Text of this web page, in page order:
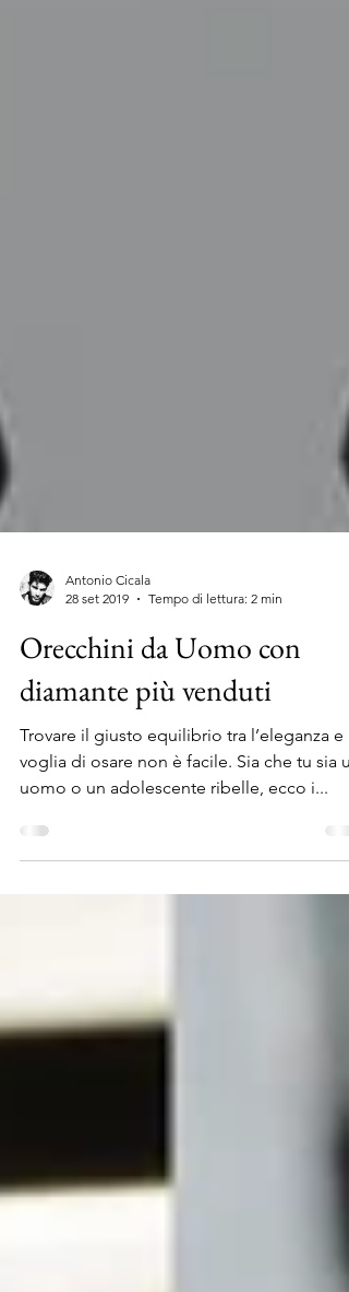
28 set 2019
Tempo di lettura: 2 min
Orecchini da Uomo con
diamante più venduti
Trovare il giusto equilibrio tra l’eleganza e
uomo o un adolescente ribelle, ecco i...